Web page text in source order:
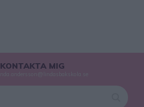
KONTAKTA MIG
linda.andersson@lindasbakskola.se